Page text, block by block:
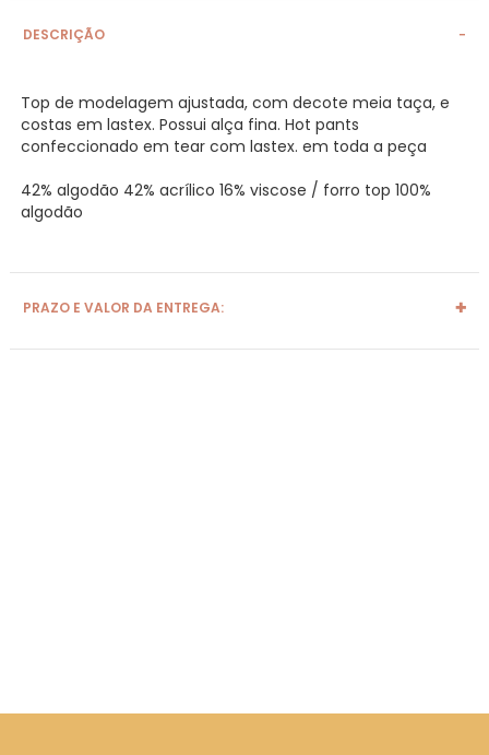
DESCRIÇÃO
Top de modelagem ajustada, com decote meia taça, e
costas em lastex. Possui alça fina. Hot pants
confeccionado em tear com lastex. em toda a peça
42% algodão 42% acrílico 16% viscose / forro top 100%
algodão
PRAZO E VALOR DA ENTREGA: